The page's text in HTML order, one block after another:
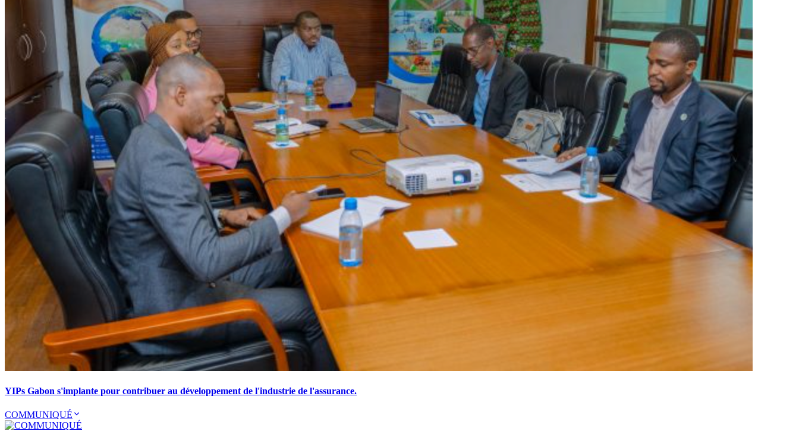
YIPs Gabon s'implante pour contribuer au développement de l'industrie de l'assurance.
COMMUNIQUÉ